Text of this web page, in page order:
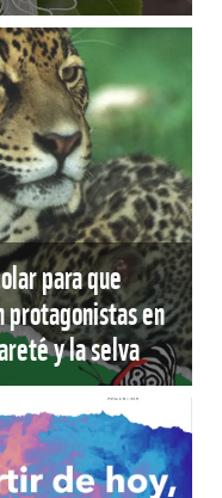
para que
protagonistas en
y la selva